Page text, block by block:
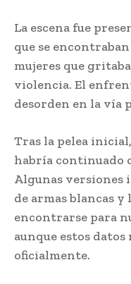
La escena fue
que se
mujeres que
violencia. El
desorden en la vía
Tras la pelea
habría continuado
Algunas versiones
de armas blancas
encontrarse para
aunque estos
oficialmente.